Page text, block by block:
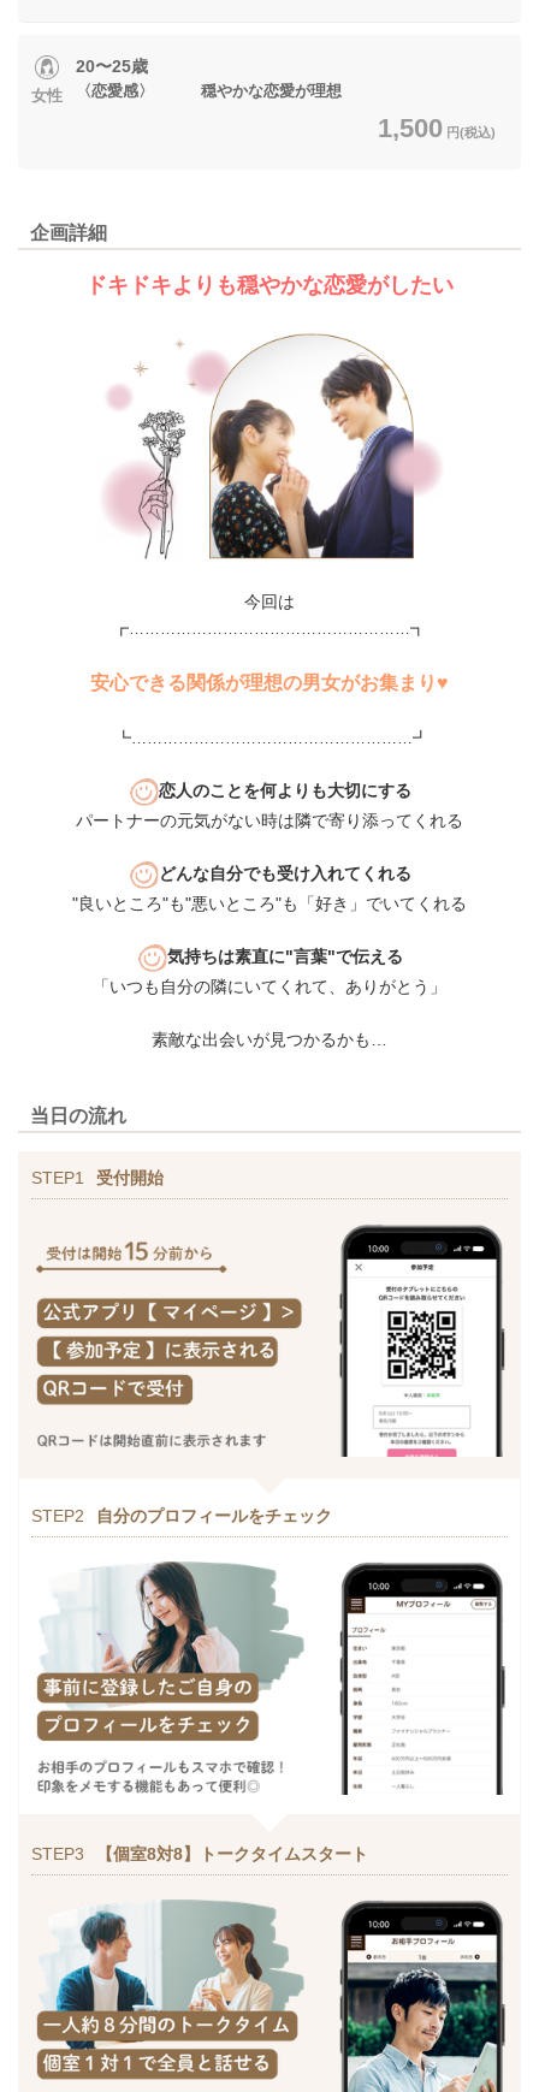
女性
20〜25歳
〈恋愛感〉 穏やかな恋愛が理想
1,500 円(税込)
企画詳細
ドキドキよりも穏やかな恋愛がしたい
今回は
┏………………………………………………┓
安心できる関係が理想の男女がお集まり♥
┗………………………………………………┛
恋人のことを何よりも大切にする
パートナーの元気がない時は隣で寄り添ってくれる
どんな自分でも受け入れてくれる
"良いところ"も"悪いところ"も「好き」でいてくれる
気持ちは素直に"言葉"で伝える
「いつも自分の隣にいてくれて、ありがとう」
素敵な出会いが見つかるかも…
当日の流れ
STEP1 受付開始
STEP2 自分のプロフィールをチェック
STEP3 【個室8対8】トークタイムスタート